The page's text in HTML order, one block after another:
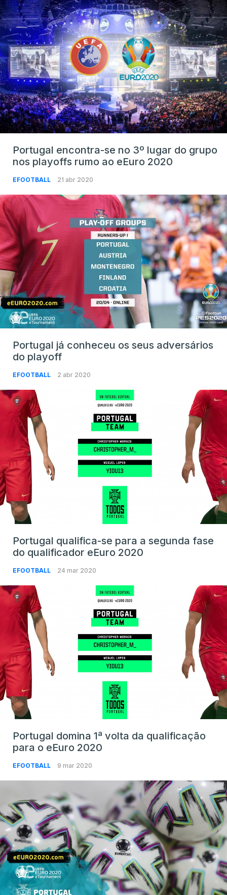
Portugal encontra-se no 3º lugar do grupo
nos playoffs rumo ao eEuro 2020
EFOOTBALL 21 abr 2020
Portugal já conheceu os seus adversários
do playoff
EFOOTBALL 2 abr 2020
Portugal qualifica-se para a segunda fase
do qualificador eEuro 2020
EFOOTBALL 24 mar 2020
Portugal domina 1ª volta da qualificação
para o eEuro 2020
EFOOTBALL 9 mar 2020